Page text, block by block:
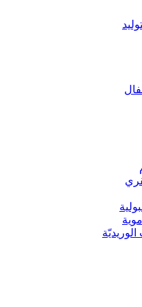
الوريديّة